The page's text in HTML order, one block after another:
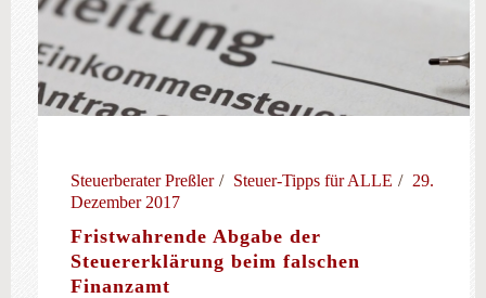
Steuerberater Preßler Steuer-Tipps für ALLE
29.
Dezember 2017
Fristwahrende Abgabe der
Steuererklärung beim falschen
Finanzamt